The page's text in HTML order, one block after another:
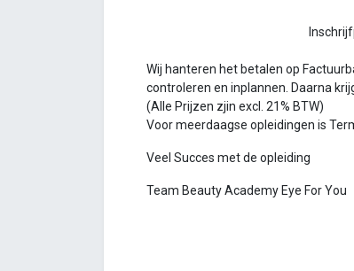
Inschrijfprocedure
Wij hanteren het betalen op
controleren en inplannen. Daarna
(Alle Prijzen zjin excl. 21% BTW)
Voor meerdaagse opleidingen is
Veel Succes met de opleiding
Team Beauty Academy Eye For You